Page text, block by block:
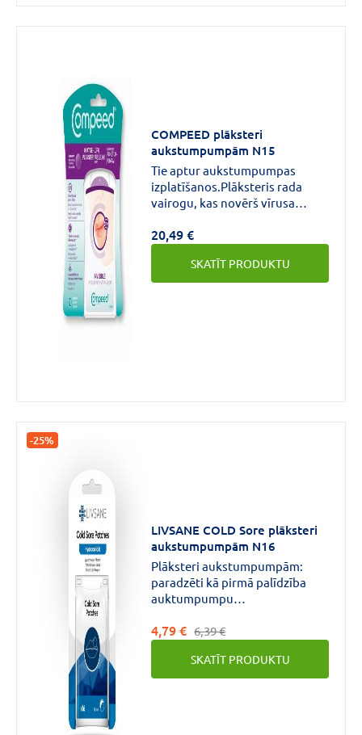
COMPEED plāksteri
aukstumpumpām N15
Tie aptur aukstumpumpas
izplatīšanos.Plāksteris rada
vairogu, kas novērš vīrusa
20,49 €
SKATĪT PRODUKTU
-25%
LIVSANE COLD Sore plāksteri
aukstumpumpām N16
Plāksteri aukstumpumpām:
paradzēti kā pirmā palīdzība
auktumpumpu
aukstumpumpu apvidu no
infekcijas.Mazina sāpes,
atvieglo kutināšanas
sajūtu.100% ūdensizturīgi.
4,79 € 6,39 €
SKATĪT PRODUKTU